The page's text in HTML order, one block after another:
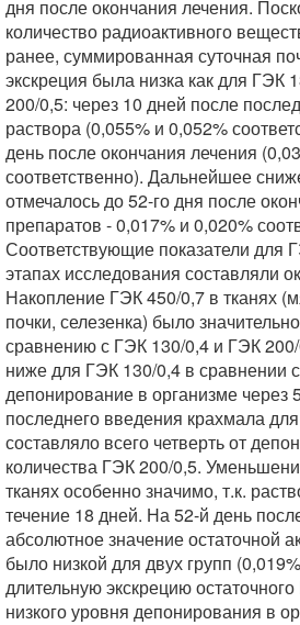
дня после окончания лечения.
количество радиоактивного
ранее, суммированная суточная
экскреция была низка как для ГЭК
200/0,5: через 10 дней после
раствора (0,055% и 0,052%
день после окончания лечения
соответственно). Дальнейшее
отмечалось до 52-го дня после
препаратов - 0,017% и 0,020%
Соответствующие показатели для
этапах исследования составляли
Накопление ГЭК 450/0,7 в тканях
почки, селезенка) было
сравнению с ГЭК 130/0,4 и ГЭК 200/
ниже для ГЭК 130/0,4 в сравнении
депонирование в организме через
последнего введения крахмала
составляло всего четверть от
количества ГЭК 200/0,5.
тканях особенно значимо, т.к.
течение 18 дней. На 52-й день
абсолютное значение остаточной
было низкой для двух групп
длительную экскрецию
низкого уровня депонирования в